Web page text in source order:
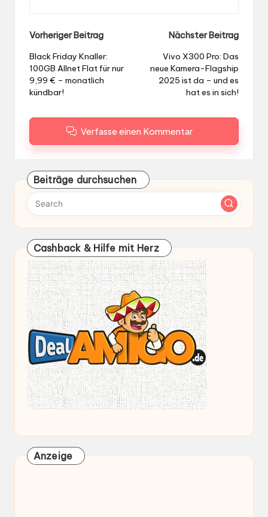
Post
navigation
Vorheriger Beitrag
Black Friday Knaller:
100GB Allnet Flat für nur
9,99 € – monatlich
kündbar!
Nächster Beitrag
Vivo X300 Pro: Das
neue Kamera-Flagship
2025 ist da – und es
hat es in sich!
Verfasse einen Kommentar
Beiträge durchsuchen
Cashback & Hilfe mit Herz
Anzeige